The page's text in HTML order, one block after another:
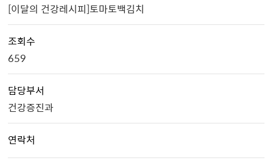
[이달의 건강레시피]토마토백김치
조회수
659
담당부서
건강증진과
연락처